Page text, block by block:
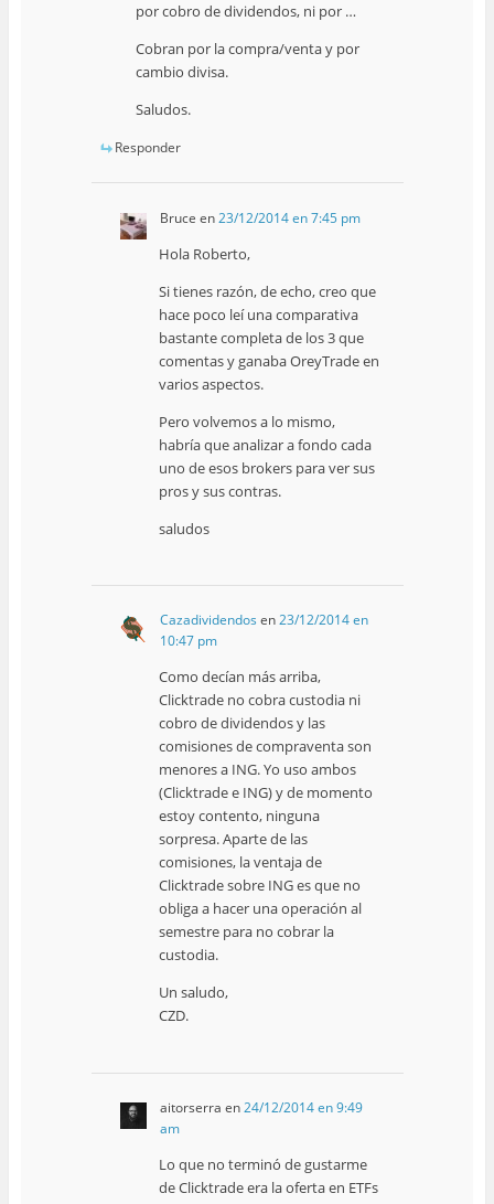
por cobro de dividendos, ni por …
Cobran por la compra/venta y por
cambio divisa.
Saludos.
Responder
Bruce en23/12/2014 en 7:45 pm
Hola Roberto,
Si tienes razón, de echo, creo que
hace poco leí una comparativa
bastante completa de los 3 que
comentas y ganaba OreyTrade en
varios aspectos.
Pero volvemos a lo mismo,
habría que analizar a fondo cada
uno de esos brokers para ver sus
pros y sus contras.
saludos
Cazadividendos en23/12/2014 en
10:47 pm
Como decían más arriba,
Clicktrade no cobra custodia ni
cobro de dividendos y las
comisiones de compraventa son
menores a ING. Yo uso ambos
(Clicktrade e ING) y de momento
estoy contento, ninguna
sorpresa. Aparte de las
comisiones, la ventaja de
Clicktrade sobre ING es que no
obliga a hacer una operación al
semestre para no cobrar la
custodia.
Un saludo,
CZD.
aitorserra en24/12/2014 en 9:49
am
Lo que no terminó de gustarme
de Clicktrade era la oferta en ETFs